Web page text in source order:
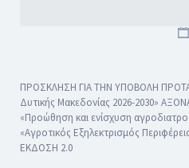
ΠΡΟΣΚΛΗΣΗ ΓΙΑ ΤΗΝ ΥΠΟΒΟΛΗ
Δυτικής Μακεδονίας 2026-2030»
«Προώθηση και ενίσχυση
«Αγροτικός Εξηλεκτρισμός
ΕΚΔΟΣΗ 2.0